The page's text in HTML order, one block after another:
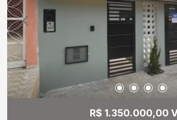
R$ 1.350.000,00